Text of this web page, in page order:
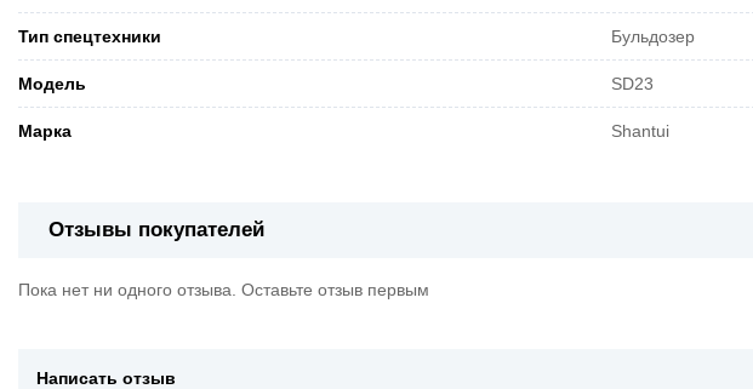
Тип спецтехники Бульдозер
Модель SD23
Марка Shantui
Отзывы покупателей
Пока нет ни одного отзыва. Оставьте отзыв первым
Написать отзыв